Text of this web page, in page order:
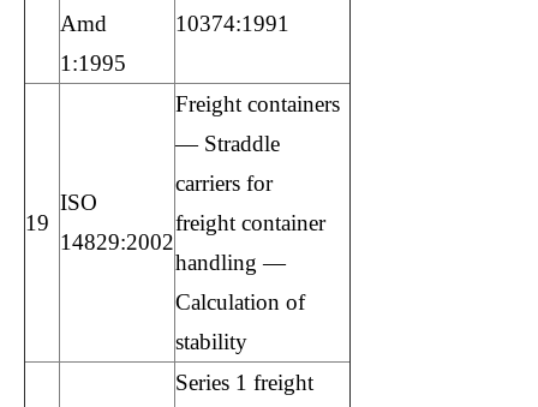
Amd
1:1995
10374:1991
19
ISO
14829:2002
Freight containers
— Straddle
carriers for
freight container
handling —
Calculation of
stability
Series 1 freight